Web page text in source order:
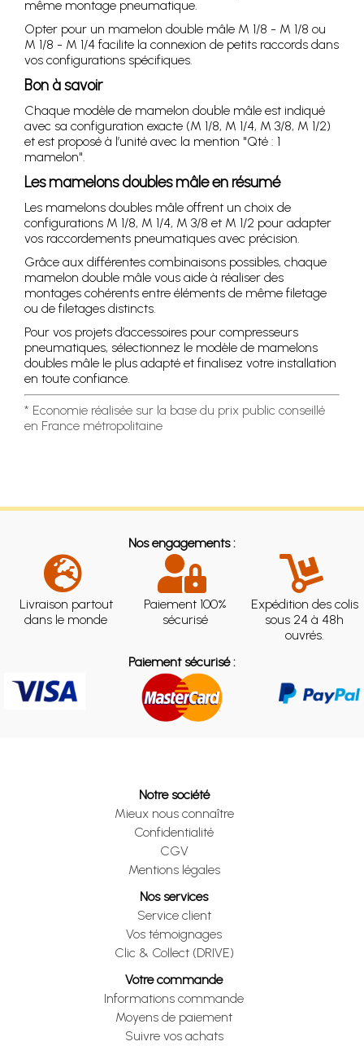
même montage pneumatique.
Opter pour un mamelon double mâle M 1/8 - M 1/8 ou
M 1/8 - M 1/4 facilite la connexion de petits raccords dans
vos configurations spécifiques.
Bon à savoir
Chaque modèle de mamelon double mâle est indiqué
avec sa configuration exacte (M 1/8, M 1/4, M 3/8, M 1/2)
et est proposé à l’unité avec la mention "Qté : 1
mamelon".
Les mamelons doubles mâle en résumé
Les mamelons doubles mâle offrent un choix de
configurations M 1/8, M 1/4, M 3/8 et M 1/2 pour adapter
vos raccordements pneumatiques avec précision.
Grâce aux différentes combinaisons possibles, chaque
mamelon double mâle vous aide à réaliser des
montages cohérents entre éléments de même filetage
ou de filetages distincts.
Pour vos projets d’accessoires pour compresseurs
pneumatiques, sélectionnez le modèle de mamelons
doubles mâle le plus adapté et finalisez votre installation
en toute confiance.
* Economie réalisée sur la base du prix public conseillé
en France métropolitaine
Nos engagements :
Livraison partout
dans le monde
Paiement 100%
sécurisé
Expédition des colis
sous 24 à 48h
ouvrés.
Paiement sécurisé :
Notre société
Mieux nous connaître
Confidentialité
CGV
Mentions légales
Nos services
Service client
Vos témoignages
Clic & Collect (DRIVE)
Votre commande
Informations commande
Moyens de paiement
Suivre vos achats